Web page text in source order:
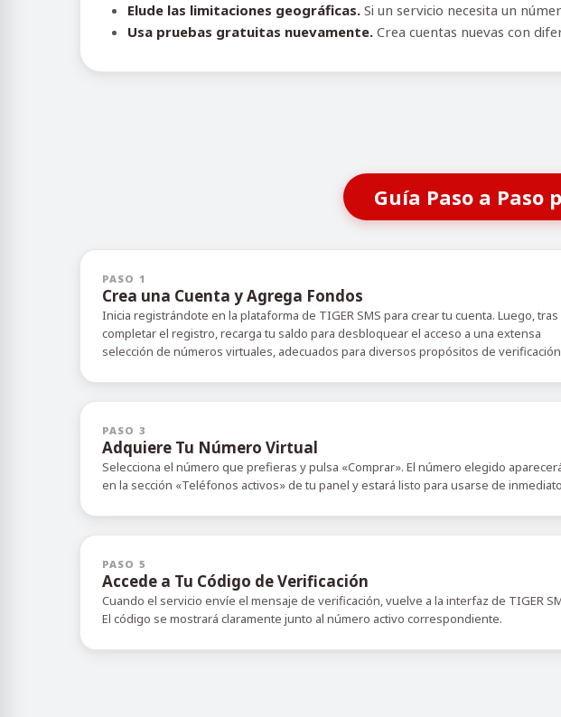
Elude las limitaciones geográficas. Si un servicio necesita un
Usa pruebas gratuitas nuevamente. Crea cuentas nuevas con
Guía Paso a Paso
PASO 1
Crea una Cuenta y Agrega Fondos
Inicia registrándote en la plataforma de TIGER SMS para crear tu cuenta. Luego, tras
completar el registro, recarga tu saldo para desbloquear el acceso a una extensa
selección de números virtuales, adecuados para diversos propósitos de
PASO 3
Adquiere Tu Número Virtual
Selecciona el número que prefieras y pulsa «Comprar». El número elegido
en la sección «Teléfonos activos» de tu panel y estará listo para usarse de
PASO 5
Accede a Tu Código de Verificación
Cuando el servicio envíe el mensaje de verificación, vuelve a la interfaz de TIGER
El código se mostrará claramente junto al número activo correspondiente.